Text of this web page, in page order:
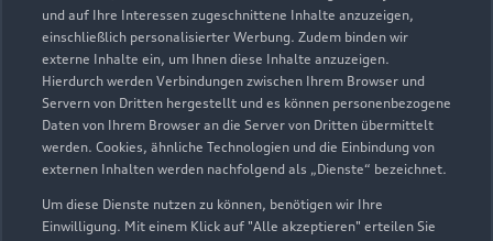
und auf Ihre Interessen zugeschnittene Inhalte anzuzeigen,
einschließlich personalisierter Werbung. Zudem binden wir
externe Inhalte ein, um Ihnen diese Inhalte anzuzeigen.
Hierdurch werden Verbindungen zwischen Ihrem Browser und
Servern von Dritten hergestellt und es können personenbezogene
Daten von Ihrem Browser an die Server von Dritten übermittelt
werden. Cookies, ähnliche Technologien und die Einbindung von
externen Inhalten werden nachfolgend als „Dienste“ bezeichnet.
Um diese Dienste nutzen zu können, benötigen wir Ihre
Einwilligung. Mit einem Klick auf "Alle akzeptieren" erteilen Sie